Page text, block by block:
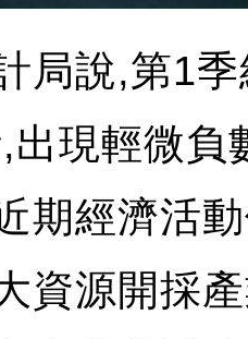
局說,第1
出現輕微負
期經濟活
資源開採